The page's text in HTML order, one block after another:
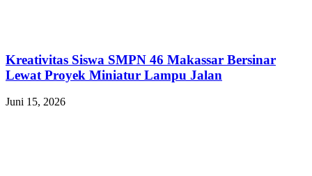
Kreativitas Siswa SMPN 46 Makassar Bersinar
Lewat Proyek Miniatur Lampu Jalan
Juni 15, 2026